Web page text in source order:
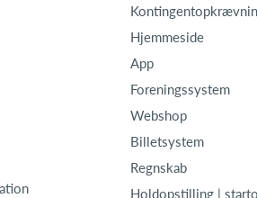
Hjemmeside
App
Foreningssystem
Webshop
Billetsystem
Regnskab
Holdopstilling |